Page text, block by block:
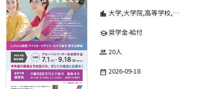
location_city 大学,大学院,高等学校,その他,高等専門学校,専修学校,短期大学
school奨学金-給付
group 20人
date_range 2026-09-18